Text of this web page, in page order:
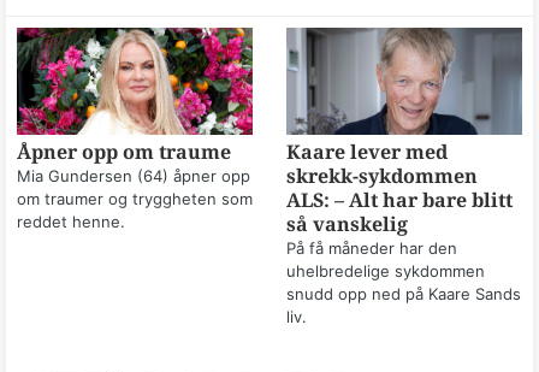
Åpner opp om traume
Mia Gundersen (64) åpner opp
om traumer og tryggheten som
reddet henne.
Kaare lever med
skrekk-sykdommen
ALS: – Alt har bare blitt
så vanskelig
På få måneder har den
uhelbredelige sykdommen
snudd opp ned på Kaare Sands
liv.